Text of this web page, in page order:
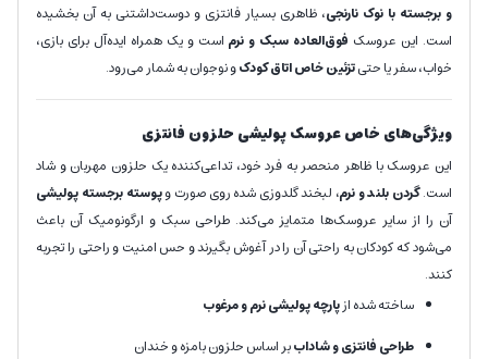
و برجسته با نوک نارنجی، ظاهری بسیار فانتزی و دوست‌داشتنی به آن بخشیده
است. این عروسک فوق‌العاده سبک و نرم است و یک همراه ایده‌آل برای بازی،
خواب، سفر یا حتیتزئین خاص اتاق کودکو نوجوان به شمار می‌رود.
ویژگی‌های خاص عروسک پولیشی حلزون فانتزی
این عروسک با ظاهر منحصر به فرد خود، تداعی‌کننده یک حلزون مهربان و شاد
است.گردن بلند و نرم، لبخند گلدوزی شده روی صورت وپوسته برجسته پولیشی
آن را از سایر عروسک‌ها متمایز می‌کند. طراحی سبک و ارگونومیک آن باعث
می‌شود که کودکان به راحتی آن را در آغوش بگیرند و حس امنیت و راحتی را تجربه
کنند.
ساخته شده ازپارچه پولیشی نرم و مرغوب
طراحی فانتزی و شاداببر اساس حلزون بامزه و خندان